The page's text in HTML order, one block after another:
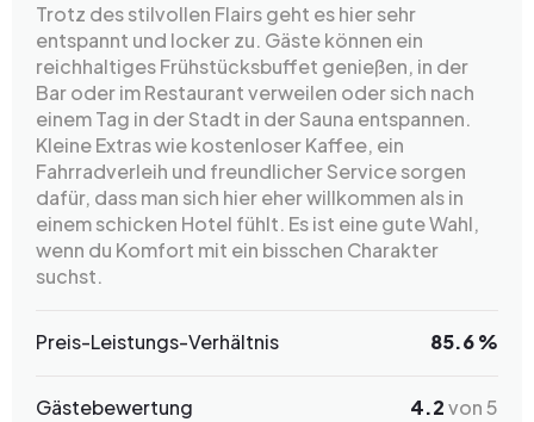
Trotz des stilvollen Flairs geht es hier sehr
entspannt und locker zu. Gäste können ein
reichhaltiges Frühstücksbuffet genießen, in der
Bar oder im Restaurant verweilen oder sich nach
einem Tag in der Stadt in der Sauna entspannen.
Kleine Extras wie kostenloser Kaffee, ein
Fahrradverleih und freundlicher Service sorgen
dafür, dass man sich hier eher willkommen als in
einem schicken Hotel fühlt. Es ist eine gute Wahl,
wenn du Komfort mit ein bisschen Charakter
suchst.
Preis-Leistungs-Verhältnis 85.6 %
Gästebewertung 4.2von 5